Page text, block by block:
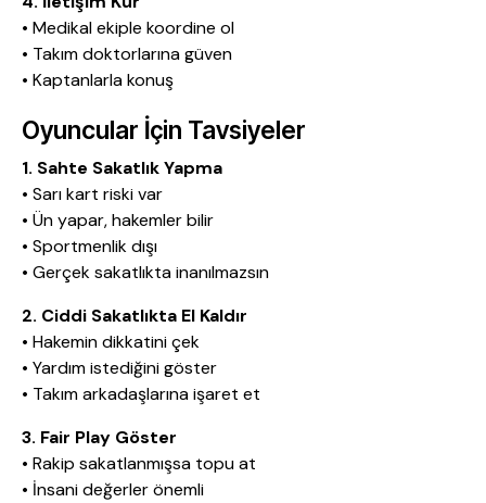
• Medikal ekiple koordine ol
• Takım doktorlarına güven
• Kaptanlarla konuş
Oyuncular İçin Tavsiyeler
1. Sahte Sakatlık Yapma
• Sarı kart riski var
• Ün yapar, hakemler bilir
• Sportmenlik dışı
• Gerçek sakatlıkta inanılmazsın
2. Ciddi Sakatlıkta El Kaldır
• Hakemin dikkatini çek
• Yardım istediğini göster
• Takım arkadaşlarına işaret et
3. Fair Play Göster
• Rakip sakatlanmışsa topu at
• İnsani değerler önemli